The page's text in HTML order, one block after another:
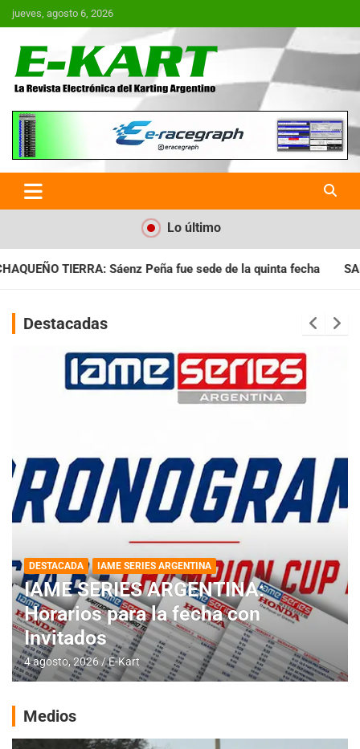
Saltar
al
jueves, agosto 6, 2026
E-Kart.com.ar | La Revista
Electrónica del Karting en
Argentina
Lo último
fue sede de la quinta fecha SANTIAGUEÑO: Se cumplió con
Destacadas
DESTACADA IAME SERIES ARGENTINA
IAME SERIES ARGENTINA:
Horarios para la fecha con
Invitados
4 agosto, 2026 E-Kart
Medios